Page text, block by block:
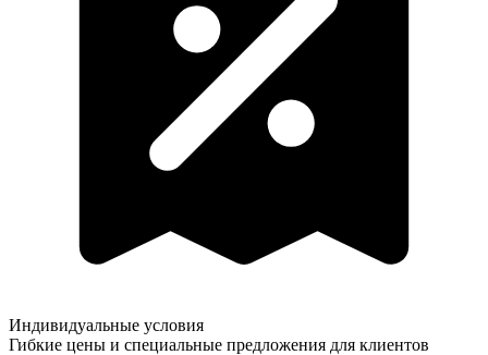
Индивидуальные условия
Гибкие цены и специальные предложения для клиентов